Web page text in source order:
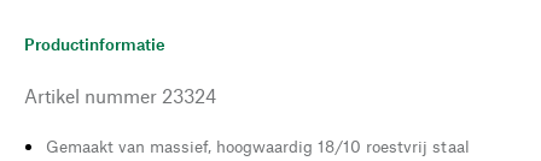
Productinformatie
Artikel nummer 23324
Gemaakt van massief, hoogwaardig 18/10 roestvrij staal